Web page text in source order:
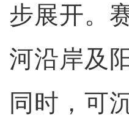
步展开。
河沿岸及
同时，可